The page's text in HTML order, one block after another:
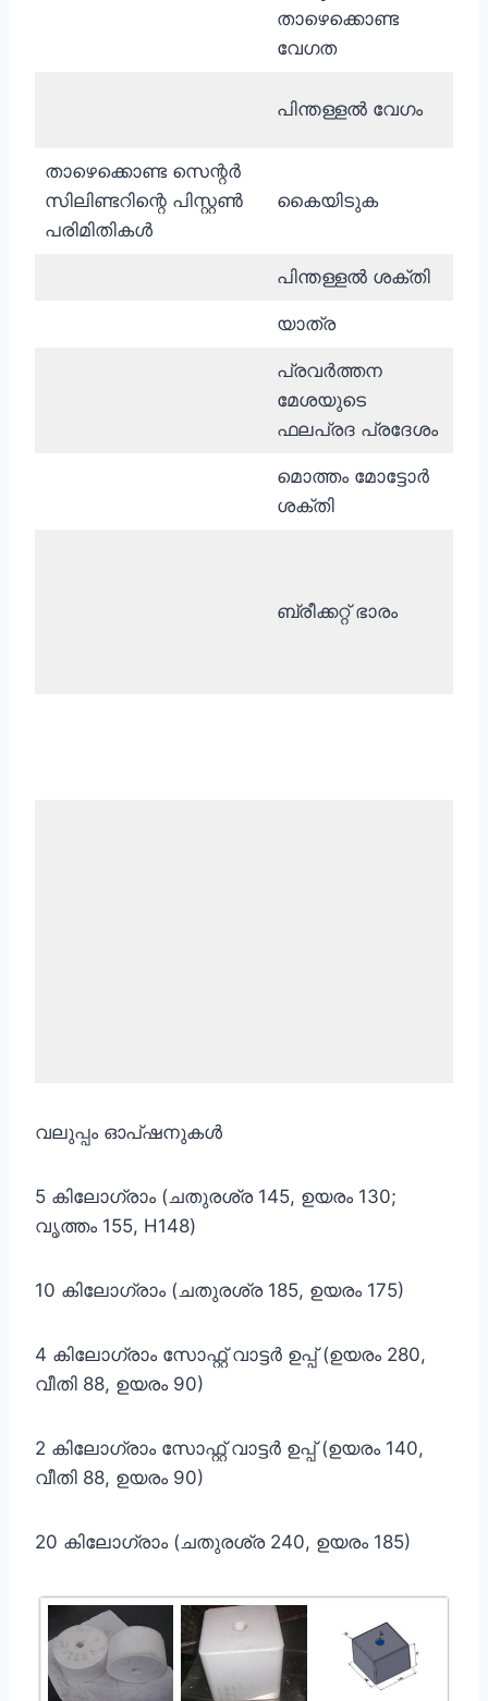
താഴെക്കൊണ്ട
വേഗത
പിന്തള്ളൽ വേഗം
താഴെക്കൊണ്ട സെന്റർ
സിലിണ്ടറിന്റെ പിസ്റ്റൺ
പരിമിതികൾ
കൈയിടുക
പിന്തള്ളൽ ശക്തി
യാത്ര
പ്രവർത്തന
മേശയുടെ
ഫലപ്രദ പ്രദേശം
മൊത്തം മോട്ടോർ
ശക്തി
ബ്രീക്കറ്റ് ഭാരം
വലുപ്പം ഓപ്ഷനുകൾ
5 കിലോഗ്രാം (ചതുരശ്ര 145, ഉയരം 130;
വൃത്തം 155, H148)
10 കിലോഗ്രാം (ചതുരശ്ര 185, ഉയരം 175)
4 കിലോഗ്രാം സോഫ്റ്റ് വാട്ടർ ഉപ്പ് (ഉയരം 280,
വീതി 88, ഉയരം 90)
2 കിലോഗ്രാം സോഫ്റ്റ് വാട്ടർ ഉപ്പ് (ഉയരം 140,
വീതി 88, ഉയരം 90)
20 കിലോഗ്രാം (ചതുരശ്ര 240, ഉയരം 185)